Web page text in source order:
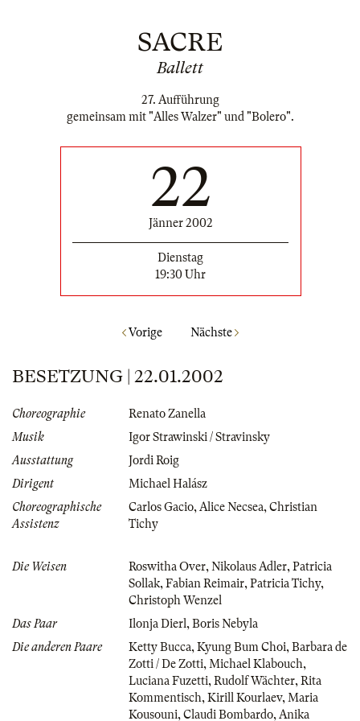
SACRE
Ballett
27. Aufführung
gemeinsam mit "Alles Walzer" und "Bolero".
22
Jänner 2002
Dienstag
19:30 Uhr
Vorige Nächste
BESETZUNG | 22.01.2002
Choreographie
Renato Zanella
Musik
Igor Strawinski / Stravinsky
Ausstattung
Jordi Roig
Dirigent
Michael Halász
Choreographische
Assistenz
Carlos Gacio, Alice Necsea, Christian
Tichy
Die Weisen Roswitha Over, Nikolaus Adler, Patricia
Sollak, Fabian Reimair, Patricia Tichy,
Christoph Wenzel
Das Paar
Ilonja Dierl , Boris Nebyla
Die anderen Paare
Ketty Bucca, Kyung Bum Choi, Barbara de
Zotti / De Zotti, Michael Klabouch,
Luciana Fuzetti, Rudolf Wächter, Rita
Kommentisch, Kirill Kourlaev, Maria
Kousouni, Claudi Bombardo, Anika